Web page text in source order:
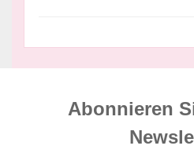
Abonnieren